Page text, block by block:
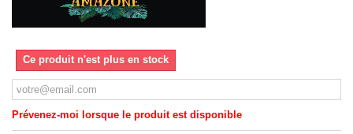
Ce produit n'est plus en stock
Prévenez-moi lorsque le produit est disponible